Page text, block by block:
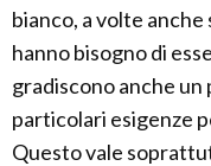
bianco, a volte
hanno bisogno di
gradiscono anche un
particolari esigenze
Questo vale